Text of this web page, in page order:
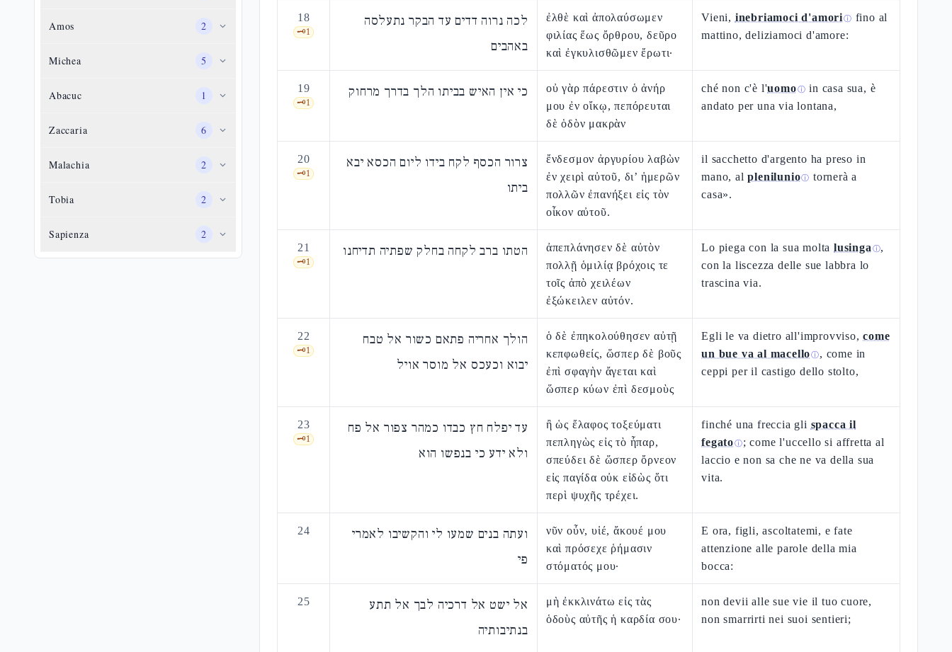
Amos 2
Michea 5
Abacuc 1
Zaccaria 6
Malachia 2
Tobia 2
Sapienza 2
18
🗝️1
לכה נרוה דדים עד הבקר נתעלסה
באהבים
ἐλθὲ καὶ ἀπολαύσωμεν
φιλίας ἕως ὄρθρου, δεῦρο
καὶ ἐγκυλισθῶμεν ἔρωτι·
Vieni, inebriamoci d'amoriⓘ fino al
mattino, deliziamoci d'amore:
19
🗝️1
כי אין האיש בביתו הלך בדרך מרחוק
οὐ γὰρ πάρεστιν ὁ ἀνήρ
μου ἐν οἴκῳ, πεπόρευται
δὲ ὁδὸν μακρὰν
ché non c'è l'uomoⓘ in casa sua, è
andato per una via lontana,
20
🗝️1
צרור הכסף לקח בידו ליום הכסא יבא
ביתו
ἔνδεσμον ἀργυρίου λαβὼν
ἐν χειρὶ αὐτοῦ, δι’ ἡμερῶν
πολλῶν ἐπανήξει εἰς τὸν
οἶκον αὐτοῦ.
il sacchetto d'argento ha preso in
mano, alplenilunioⓘ tornerà a
casa».
21
🗝️1
הטתו ברב לקחה בחלק שפתיה תדיחנו
ἀπεπλάνησεν δὲ αὐτὸν
πολλῇ ὁμιλίᾳ βρόχοις τε
τοῖς ἀπὸ χειλέων
ἐξώκειλεν αὐτόν.
Lo piega con la sua moltalusinga ⓘ,
con la liscezza delle sue labbra lo
trascina via.
22
🗝️1
הולך אחריה פתאם כשור אל טבח
יבוא וכעכס אל מוסר אויל
ὁ δὲ ἐπηκολούθησεν αὐτῇ
κεπφωθείς, ὥσπερ δὲ βοῦς
ἐπὶ σφαγὴν ἄγεται καὶ
ὥσπερ κύων ἐπὶ δεσμοὺς
Egli le va dietro all'improvviso,come
un bue va al macelloⓘ, come in
ceppi per il castigo dello stolto,
23
🗝️1
עד יפלח חץ כבדו כמהר צפור אל פח
ולא ידע כי בנפשו הוא
ἢ ὡς ἔλαφος τοξεύματι
πεπληγὼς εἰς τὸ ἧπαρ,
σπεύδει δὲ ὥσπερ ὄρνεον
εἰς παγίδα οὐκ εἰδὼς ὅτι
περὶ ψυχῆς τρέχει.
finché una freccia gli spacca il
fegatoⓘ; come l'uccello si affretta al
laccio e non sa che ne va della sua
vita.
24
ועתה בנים שמעו לי והקשיבו לאמרי
פי
νῦν οὖν, υἱέ, ἄκουέ μου
καὶ πρόσεχε ῥήμασιν
στόματός μου·
E ora, figli, ascoltatemi, e fate
attenzione alle parole della mia
bocca:
25
אל ישט אל דרכיה לבך אל תתע
בנתיבותיה
μὴ ἐκκλινάτω εἰς τὰς
ὁδοὺς αὐτῆς ἡ καρδία σου·
non devii alle sue vie il tuo cuore,
non smarrirti nei suoi sentieri;